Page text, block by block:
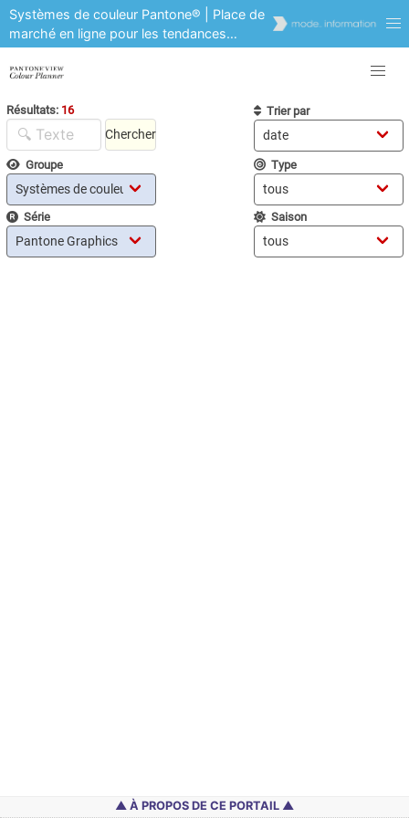
Systèmes de couleur Pantone® | Place de
marché en ligne pour les tendances
couleur, les cartes couleur, les outils
couleur | Prévision et analyse
Résultats: 16
Chercher
Trier par
Groupe Type
Série Saison
À PROPOS DE CE PORTAIL